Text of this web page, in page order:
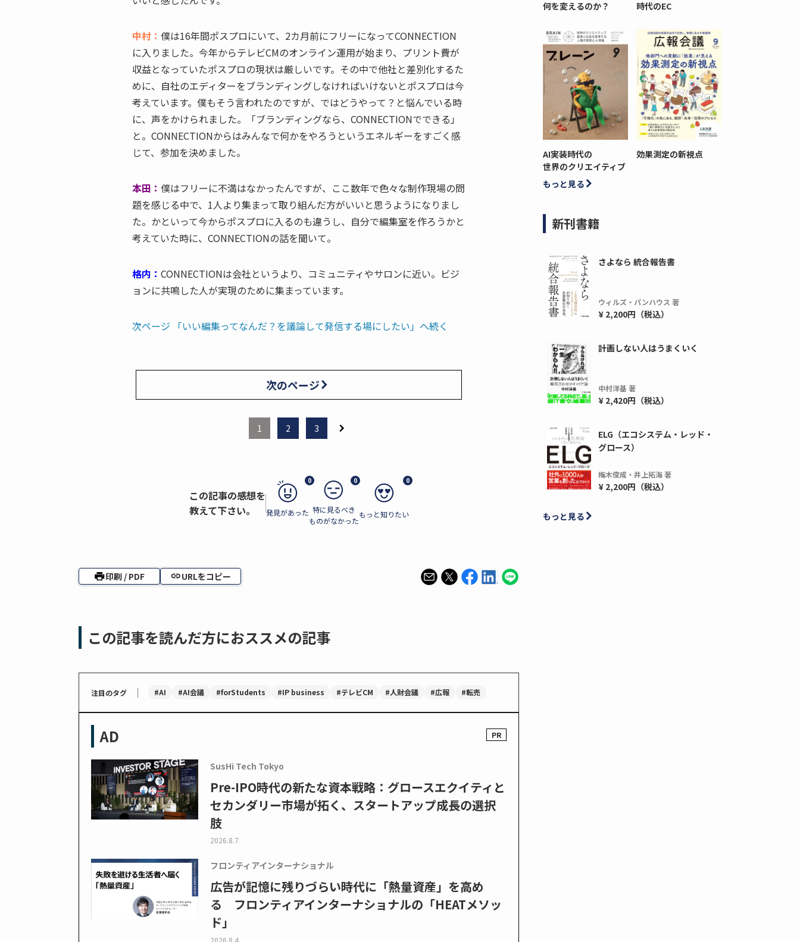
中村： 僕は16年間ポスプロにいて、2カ月前にフリーになってCONNECTION
に入りました。今年からテレビCMのオンライン運用が始まり、プリント費が
収益となっていたポスプロの現状は厳しいです。その中で他社と差別化するた
めに、自社のエディターをブランディングしなければいけないとポスプロは今
考えています。僕もそう言われたのですが、ではどうやって？と悩んでいる時
に、声をかけられました。「ブランディングなら、CONNECTIONでできる」
と。CONNECTIONからはみんなで何かをやろうというエネルギーをすごく感
じて、参加を決めました。
本田： 僕はフリーに不満はなかったんですが、ここ数年で色々な制作現場の問
題を感じる中で、1人より集まって取り組んだ方がいいと思うようになりまし
た。かといって今からポスプロに入るのも違うし、自分で編集室を作ろうかと
考えていた時に、CONNECTIONの話を聞いて。
格内： CONNECTIONは会社というより、コミュニティやサロンに近い。ビジ
ョンに共鳴した人が実現のために集まっています。
次ページ 「いい編集ってなんだ？を議論して発信する場にしたい」へ続く
次のページ
1 2 3
この記事の感想を
教えて下さい。
0
発見があった
0
特に見るべき
ものがなかった
0
もっと知りたい
印刷 / PDF URLをコピー
この記事を読んだ方におススメの記事
注目のタグ ｜ #AI #AI会議 #forStudents #IP business #テレビCM #人財会議 #広報 #転売
AD
SusHi Tech Tokyo
Pre-IPO時代の新たな資本戦略：グロースエクイティと
セカンダリー市場が拓く、スタートアップ成長の選択
肢
2026.8.7
フロンティアインターナショナル
広告が記憶に残りづらい時代に「熱量資産」を高め
る フロンティアインターナショナルの「HEATメソッ
ド」
何を変えるのか？
時代のEC
AI実装時代の
世界のクリエイティブ
効果測定の新視点
もっと見る
新刊書籍
さよなら 統合報告書
ウィルズ・パンハウス 著
¥ 2,200円（税込）
計画しない人はうまくいく
中村洋基 著
¥ 2,420円（税込）
ELG（エコシステム・レッド・
グロース）
梅木俊成・井上拓海 著
¥ 2,200円（税込）
もっと見る